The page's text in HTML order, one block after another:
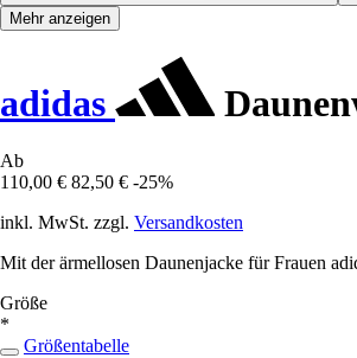
Mehr anzeigen
adidas
Ab
110,00 € 82,50 € -25%
inkl. MwSt. zzgl. Versandkosten
Mit der ärmellosen Daunenjacke für Frauen
Größe
*
Größentabelle